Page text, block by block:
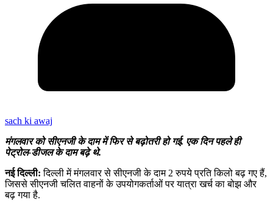
sach ki awaj
मंगलवार को सीएनजी के दाम में फिर से बढ़ोतरी हो गई. एक दिन पहले ही
पेट्रोल-डीजल के दाम बढ़े थे.
नई दिल्ली: दिल्ली में मंगलवार से सीएनजी के दाम 2 रुपये प्रति किलो बढ़ गए हैं,
जिससे सीएनजी चलित वाहनों के उपयोगकर्ताओं पर यात्रा खर्च का बोझ और
बढ़ गया है.